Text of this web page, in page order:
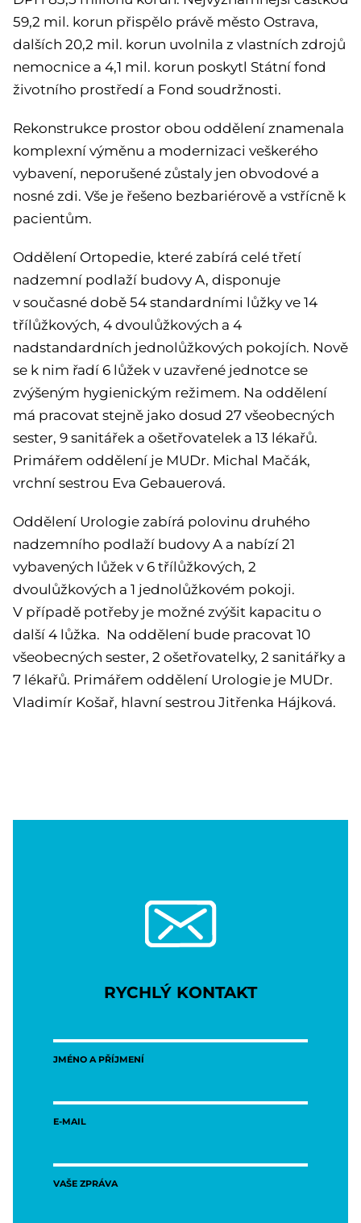
59,2 mil. korun přispělo právě město Ostrava,
dalších 20,2 mil. korun uvolnila z vlastních zdrojů
nemocnice a 4,1 mil. korun poskytl Státní fond
životního prostředí a Fond soudržnosti.
Rekonstrukce prostor obou oddělení znamenala
komplexní výměnu a modernizaci veškerého
vybavení, neporušené zůstaly jen obvodové a
nosné zdi. Vše je řešeno bezbariérově a vstřícně k
pacientům.
Oddělení Ortopedie, které zabírá celé třetí
nadzemní podlaží budovy A, disponuje
v současné době 54 standardními lůžky ve 14
třílůžkových, 4 dvoulůžkových a 4
nadstandardních jednolůžkových pokojích. Nově
se k nim řadí 6 lůžek v uzavřené jednotce se
zvýšeným hygienickým režimem. Na oddělení
má pracovat stejně jako dosud 27 všeobecných
sester, 9 sanitářek a ošetřovatelek a 13 lékařů.
Primářem oddělení je MUDr. Michal Mačák,
vrchní sestrou Eva Gebauerová.
Oddělení Urologie zabírá polovinu druhého
nadzemního podlaží budovy A a nabízí 21
vybavených lůžek v 6 třílůžkových, 2
dvoulůžkových a 1 jednolůžkovém pokoji.
V případě potřeby je možné zvýšit kapacitu o
další 4 lůžka. Na oddělení bude pracovat 10
všeobecných sester, 2 ošetřovatelky, 2 sanitářky a
7 lékařů. Primářem oddělení Urologie je MUDr.
Vladimír Košař, hlavní sestrou Jitřenka Hájková.
RYCHLÝ KONTAKT
JMÉNO A PŘÍJMENÍ
E-MAIL
VAŠE ZPRÁVA